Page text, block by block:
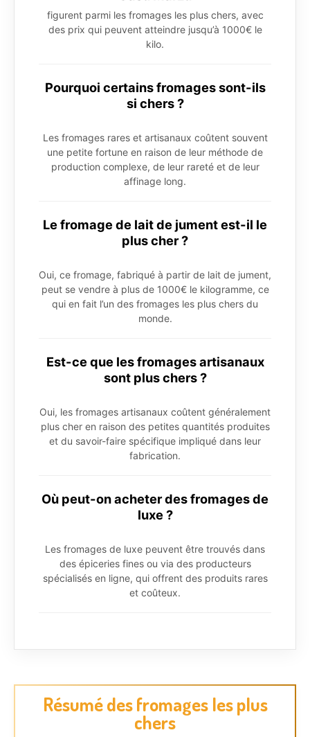
figurent parmi les fromages les plus chers, avec
des prix qui peuvent atteindre jusqu’à 1000€ le
kilo.
Pourquoi certains fromages sont-ils
si chers ?
Les fromages rares et artisanaux coûtent souvent
une petite fortune en raison de leur méthode de
production complexe, de leur rareté et de leur
affinage long.
Le fromage de lait de jument est-il le
plus cher ?
Oui, ce fromage, fabriqué à partir de lait de jument,
peut se vendre à plus de 1000€ le kilogramme, ce
qui en fait l’un des fromages les plus chers du
monde.
Est-ce que les fromages artisanaux
sont plus chers ?
Oui, les fromages artisanaux coûtent généralement
plus cher en raison des petites quantités produites
et du savoir-faire spécifique impliqué dans leur
fabrication.
Où peut-on acheter des fromages de
luxe ?
Les fromages de luxe peuvent être trouvés dans
des épiceries fines ou via des producteurs
spécialisés en ligne, qui offrent des produits rares
et coûteux.
Résumé des fromages les plus
chers